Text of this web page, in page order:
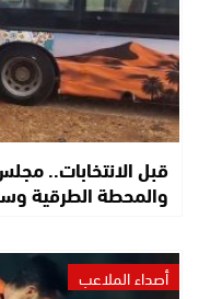
قبل الانتخابات..
والمحطة الطرقية
أصداء الملاعب